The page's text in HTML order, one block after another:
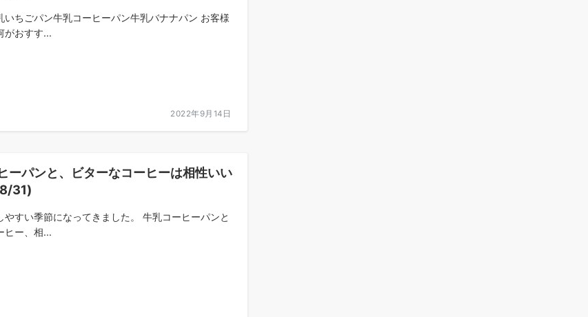
いちごパン牛乳コーヒーパン牛乳バナナパン お客様
がおすす...
2022年9月14日
ーパンと、ビターなコーヒーは相性いい
31)
やすい季節になってきました。 牛乳コーヒーパンと
ヒー、相...